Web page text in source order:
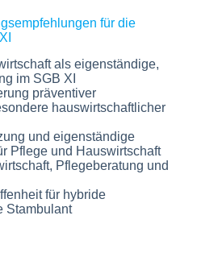
für die
als eigenständige,
im SGB XI
präventiver
hauswirtschaftlicher
und eigenständige
Pflege und Hauswirtschaft
Pflegeberatung und
für hybride
Stambulant